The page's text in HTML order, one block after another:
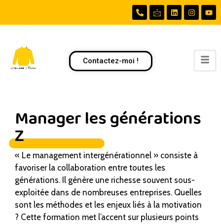
Contactez-moi !
Manager les générations
Z
« Le management intergénérationnel » consiste à
favoriser la collaboration entre toutes les
générations. Il génère une richesse souvent sous-
exploitée dans de nombreuses entreprises. Quelles
sont les méthodes et les enjeux liés à la motivation
? Cette formation met l’accent sur plusieurs points